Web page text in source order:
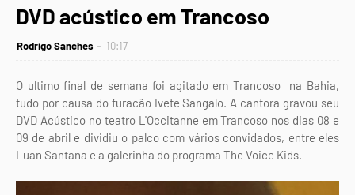
DVD acústico em Trancoso
Rodrigo Sanches 10:17
O ultimo final de semana foi agitado em Trancoso na Bahia,
tudo por causa do furacão Ivete Sangalo. A cantora gravou seu
DVD Acústico no teatro L'Occitanne em Trancoso nos dias 08 e
09 de abril e dividiu o palco com vários convidados, entre eles
Luan Santana e a galerinha do programa The Voice Kids.